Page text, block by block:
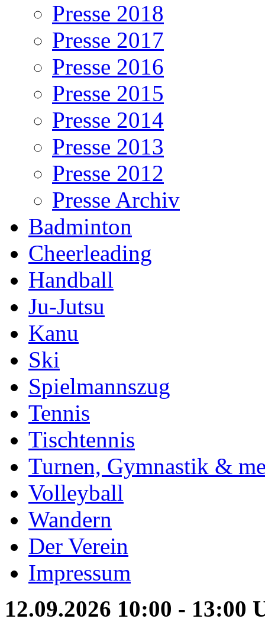
Presse 2018
Presse 2017
Presse 2016
Presse 2015
Presse 2014
Presse 2013
Presse 2012
Presse Archiv
Badminton
Cheerleading
Handball
Ju-Jutsu
Kanu
Ski
Spielmannszug
Tennis
Tischtennis
Turnen, Gymnastik &
Volleyball
Wandern
Der Verein
Impressum
12.09.2026 10:00 - 13:00